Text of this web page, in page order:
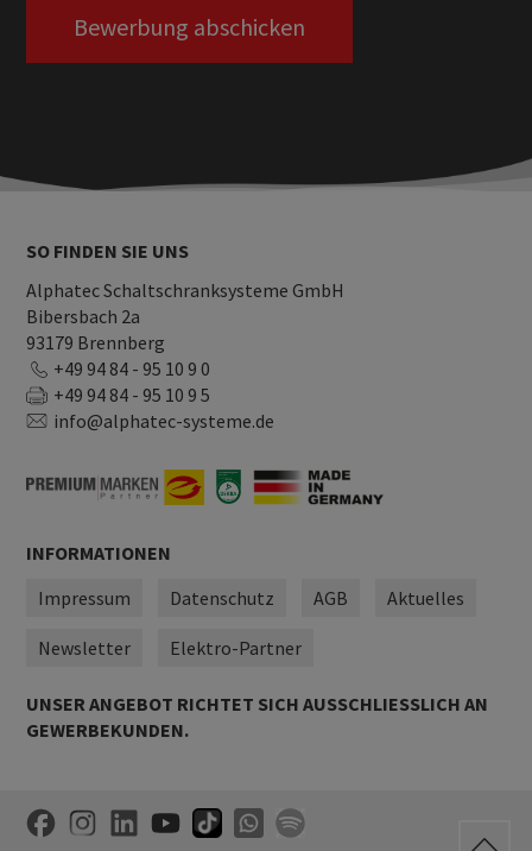
SO FINDEN SIE UNS
Alphatec Schaltschranksysteme GmbH
Bibersbach 2a
93179 Brennberg
+49 94 84 - 95 10 9 0
+49 94 84 - 95 10 9 5
info@alphatec-systeme.de
INFORMATIONEN
Impressum
Datenschutz AGB Aktuelles
Newsletter Elektro-Partner
UNSER ANGEBOT RICHTET SICH AUSSCHLIESSLICH AN G
EWERBEKUNDEN.